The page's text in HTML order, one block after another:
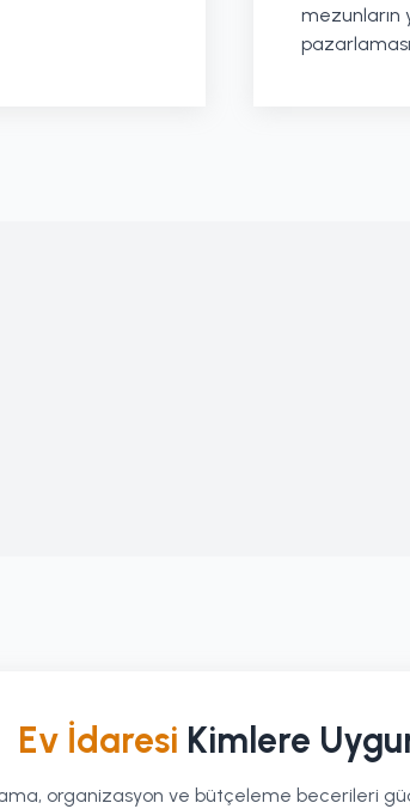
mezunların
Ev İdaresi Kimlere
organizasyon ve bütçeleme becerileri